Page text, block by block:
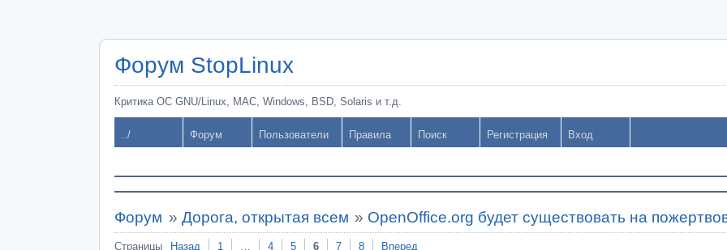
Форум StopLinux
Критика ОС GNU/Linux, MAC, Windows, BSD, Solaris и т.д.
../ Форум Пользователи Правила Поиск Регистрация Вход
Форум » Дорога, открытая всем » OpenOffice.org будет существовать на
Страницы Назад 1 … 4 5 6 7 8 Вперед